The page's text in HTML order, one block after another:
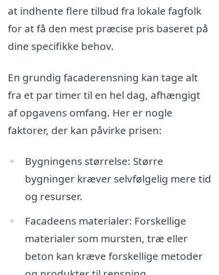
at indhente flere tilbud fra lokale fagfolk
for at få den mest præcise pris baseret på
dine specifikke behov.
En grundig facaderensning kan tage alt
fra et par timer til en hel dag, afhængigt
af opgavens omfang. Her er nogle
faktorer, der kan påvirke prisen:
Bygningens størrelse: Større
bygninger kræver selvfølgelig mere tid
og resurser.
Facadeens materialer: Forskellige
materialer som mursten, træ eller
beton kan kræve forskellige metoder